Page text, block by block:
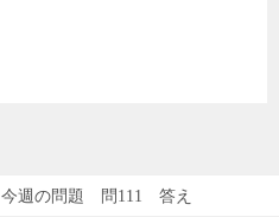
今週の問題 問111 答え